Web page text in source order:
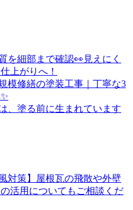
を細部まで確認👀見えにく
上がりへ！
模修繕の塗装工事｜丁寧な3
、塗る前に生まれています
対策】屋根瓦の飛散や外壁
活用についてもご相談くだ